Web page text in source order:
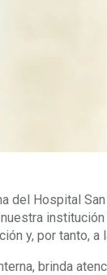
del Hospital
y, por tanto,
brinda